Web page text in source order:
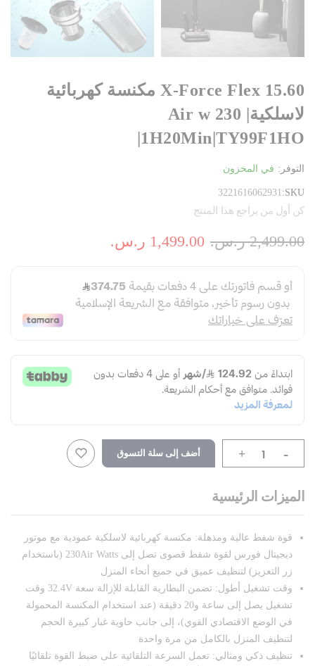
X-Force Flex 15.60 مكنسة كهربائية
لاسلكية| Air w 230
|1H20Min|TY99F1HO
التوفر: في المخزون
SKU
3221616062931
كن أول من يراجع هذا المنتج
1,499.00 ر.س.‏ 2,499.00 ر.س.‏
-
+ أضف إلى سلة التسوق
الميزات الرئيسية
قوة شفط عالية ومذهلة: مكنسة كهربائية لاسلكية عمودية مع موتور
ديجيتال فورس لقوة شفط قصوى تصل إلى 230Air Watts (باستخدام
زر التعزيز) لتنظيف عميق في جميع أنحاء المنزل
وقت تشغيل أطول: تضمن البطارية القابلة للإزالة سعة 32.4V وقت
تشغيل يصل إلى ساعة و20 دقيقة (عند استخدام المكنسة المحمولة
في الوضع الاقتصادي القوي)، إلى جانب حاوية غبار كبيرة الحجم
لتنظيف المنزل بالكامل من مرة واحدة
تنظيف ذكي ومثالي: تعمل السرعة التلقائية على ضبط القوة تلقائيًا